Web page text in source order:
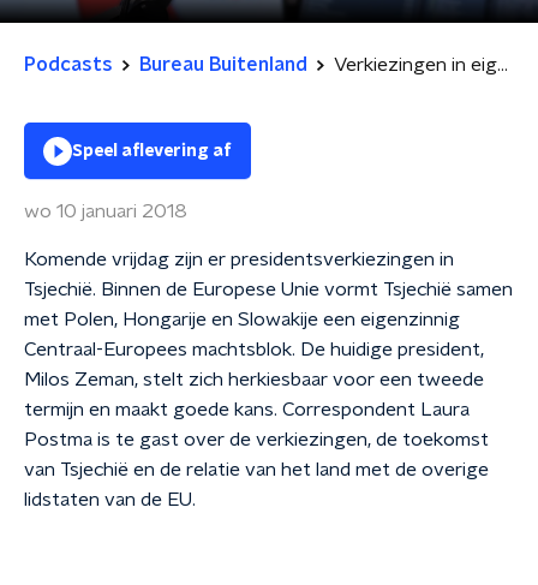
Podcasts Bureau Buitenland Verkiezingen in eigenzinnig Tsjechië
Speel aflevering af
wo 10 januari 2018
Komende vrijdag zijn er presidentsverkiezingen in
Tsjechië. Binnen de Europese Unie vormt Tsjechië samen
met Polen, Hongarije en Slowakije een eigenzinnig
Centraal-Europees machtsblok. De huidige president,
Milos Zeman, stelt zich herkiesbaar voor een tweede
termijn en maakt goede kans. Correspondent Laura
Postma is te gast over de verkiezingen, de toekomst
van Tsjechië en de relatie van het land met de overige
lidstaten van de EU.